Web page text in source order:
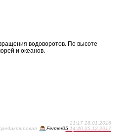
водоворотов. По высоте
и океанов.
21:17 28.01.2016
Fermer0514:40 25.12.2017